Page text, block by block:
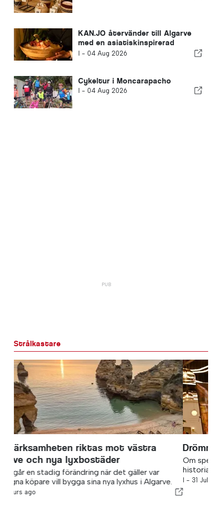
KAN.JO återvänder till Algarve
med en asiatiskinspirerad
matupplevelse
I - 04 Aug 2026
Cykeltur i Moncarapacho
I - 04 Aug 2026
Strålkastare
Drömmen som aldrig slutar jaga oss
Om spets, längtan och klänningen som förde en
historia ut i världen.
I -31 Jul 2026